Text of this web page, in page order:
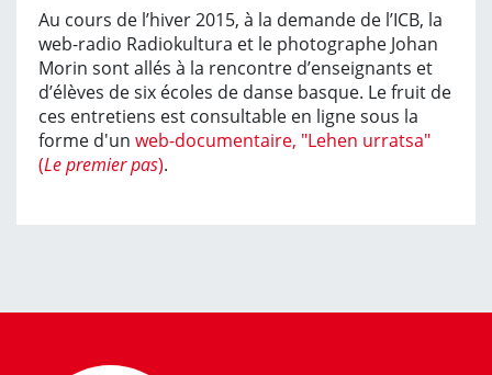
Au cours de l’hiver 2015, à la demande de l’ICB, la
web-radio Radiokultura et le photographe Johan
Morin sont allés à la rencontre d’enseignants et
d’élèves de six écoles de danse basque. Le fruit de
ces entretiens est consultable en ligne sous la
forme d'un web-documentaire, "Lehen urratsa"
(Le premier pas).